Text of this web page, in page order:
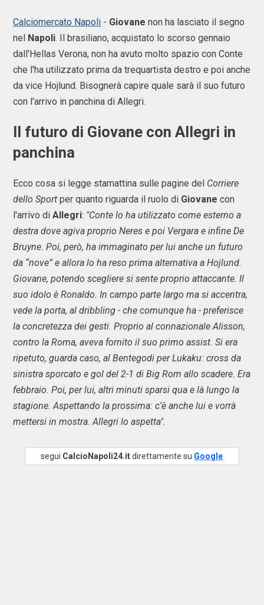
Calciomercato Napoli - Giovane non ha lasciato il segno
nel Napoli. Il brasiliano, acquistato lo scorso gennaio
dall'Hellas Verona, non ha avuto molto spazio con Conte
che l'ha utilizzato prima da trequartista destro e poi anche
da vice Hojlund. Bisognerà capire quale sarà il suo futuro
con l'arrivo in panchina di Allegri.
Il futuro di Giovane con Allegri in
panchina
Ecco cosa si legge stamattina sulle pagine del Corriere
dello Sport per quanto riguarda il ruolo di Giovane con
l'arrivo di Allegri: "Conte lo ha utilizzato come esterno a
destra dove agiva proprio Neres e poi Vergara e infine De
Bruyne. Poi, però, ha immaginato per lui anche un futuro
da “nove” e allora lo ha reso prima alternativa a Hojlund.
Giovane, potendo scegliere si sente proprio attaccante. Il
suo idolo è Ronaldo. In campo parte largo ma si accentra,
vede la porta, al dribbling - che comunque ha - preferisce
la concretezza dei gesti. Proprio al connazionale Alisson,
contro la Roma, aveva fornito il suo primo assist. Si era
ripetuto, guarda caso, al Bentegodi per Lukaku: cross da
sinistra sporcato e gol del 2-1 di Big Rom allo scadere. Era
febbraio. Poi, per lui, altri minuti sparsi qua e là lungo la
stagione. Aspettando la prossima: c’è anche lui e vorrà
mettersi in mostra. Allegri lo aspetta".
segui CalcioNapoli24.itdirettamente su Google